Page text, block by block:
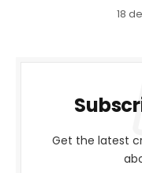
18
Get the latest